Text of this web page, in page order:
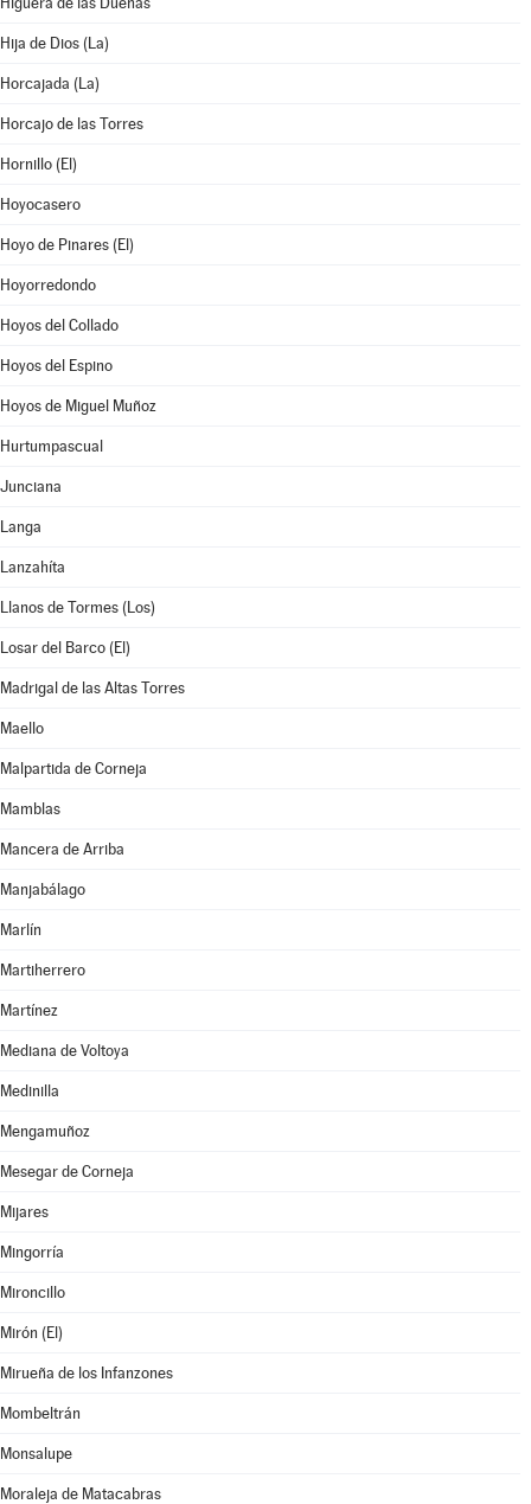
Hija de Dios (La)
Horcajada (La)
Horcajo de las Torres
Hornillo (El)
Hoyocasero
Hoyo de Pinares (El)
Hoyorredondo
Hoyos del Collado
Hoyos del Espino
Hoyos de Miguel Muñoz
Hurtumpascual
Junciana
Langa
Lanzahíta
Llanos de Tormes (Los)
Losar del Barco (El)
Madrigal de las Altas Torres
Maello
Malpartida de Corneja
Mamblas
Mancera de Arriba
Manjabálago
Marlín
Martiherrero
Martínez
Mediana de Voltoya
Medinilla
Mengamuñoz
Mesegar de Corneja
Mijares
Mingorría
Mironcillo
Mirón (El)
Mirueña de los Infanzones
Mombeltrán
Monsalupe
Moraleja de Matacabras